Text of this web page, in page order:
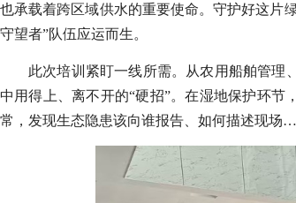
也承载着跨区域供水的重要使命。守护好这片
守望者”队伍应运而生。
此次培训紧盯一线所需。从农用船舶管理
中用得上、离不开的“硬招”。在湿地保护环节
常，发现生态隐患该向谁报告、如何描述现场